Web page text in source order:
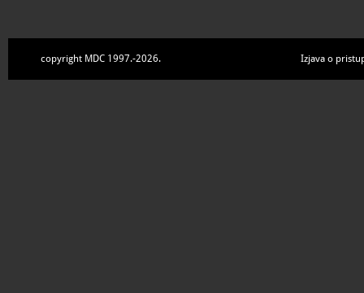
copyright MDC 1997.-2026. Izjava o